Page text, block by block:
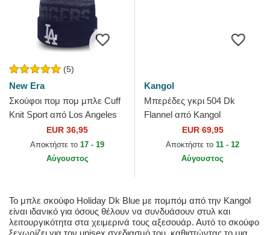
(5)
New Era
Σκούφοι πομ πομ μπλε Cuff
Knit Sport από Los Angeles
Dodgers MLB από New Era
EUR 36,95
Αποκτήστε το 17 - 19
Αύγουστος
Kangol
Μπερέδες γκρι 504 Dk
Flannel από Kangol
EUR 69,95
Αποκτήστε το 11 - 12
Αύγουστος
Το μπλε σκούφο Holiday Dk Blue με πομπόμ από την Kangol
είναι ιδανικό για όσους θέλουν να συνδυάσουν στυλ και
λειτουργικότητα στα χειμερινά τους αξεσουάρ. Αυτό το σκούφο